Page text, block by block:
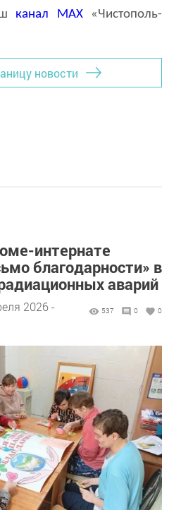
канал MAX«Чистополь-
новости
интернате
благодарности» в
аварий
2026 -
537 0 0